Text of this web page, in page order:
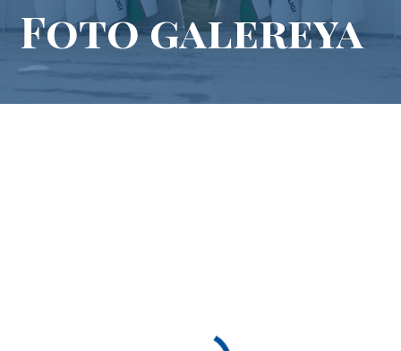
Foto galereya